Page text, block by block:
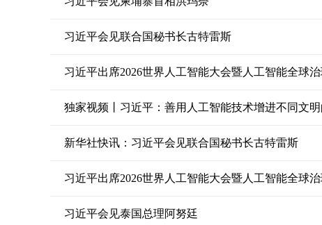
习近平会见联合国秘书长古特雷斯
习近平出席2026世界人工智能大会暨人工智能全球
独家视频丨习近平：善用人工智能技术增进不同文
新华社快讯：习近平会见联合国秘书长古特雷斯
习近平出席2026世界人工智能大会暨人工智能全球
习近平会见泰国总理阿努廷